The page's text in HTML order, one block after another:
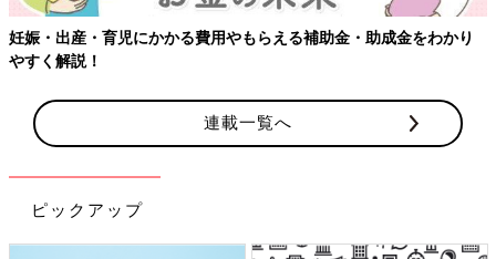
やもらえる補助金・助成金をわかり
連載一覧へ
ピックアップ